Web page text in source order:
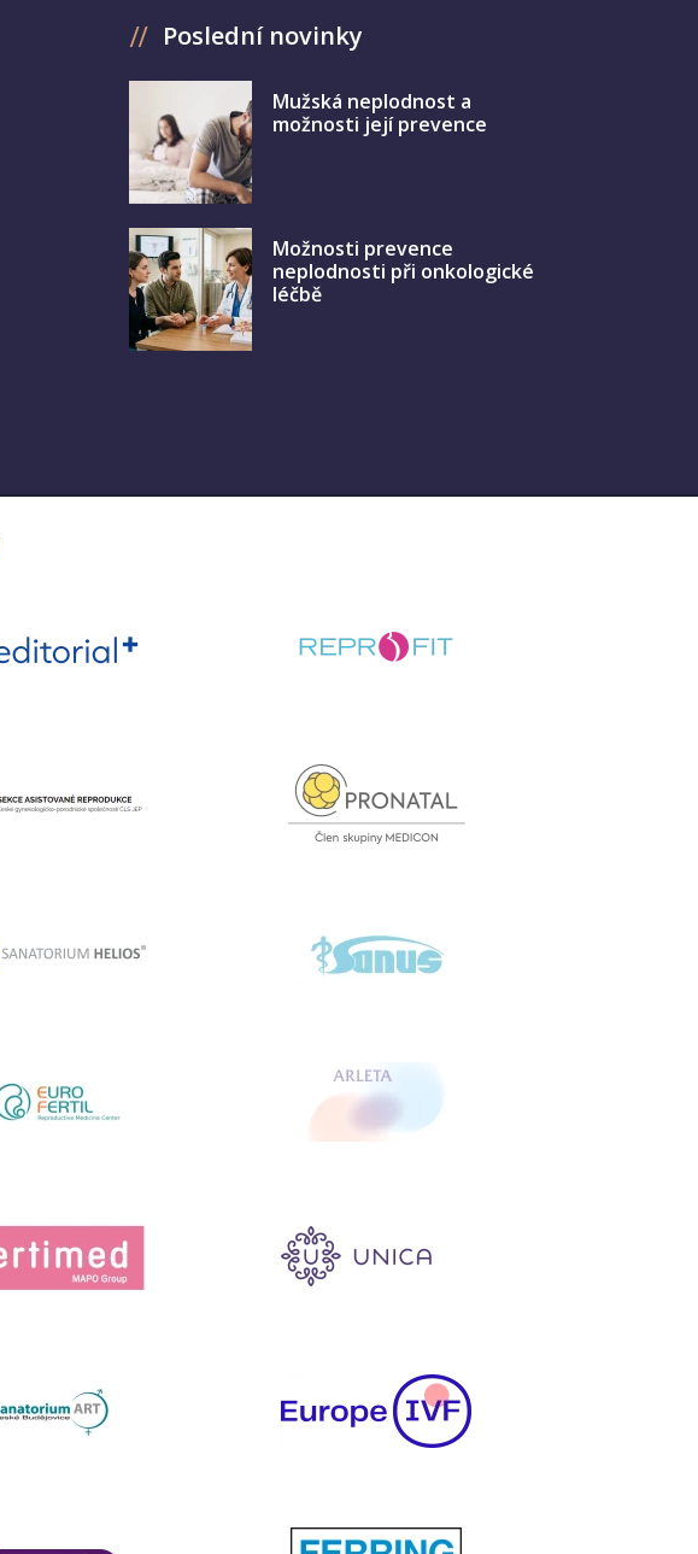
Poslední novinky
Mužská neplodnost a
možnosti její prevence
Možnosti prevence
neplodnosti při onkologické
léčbě